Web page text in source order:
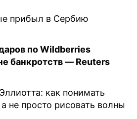
прибыл в Сербию
по Wildberries
банкротств — Reuters
как понимать
не просто рисовать волны